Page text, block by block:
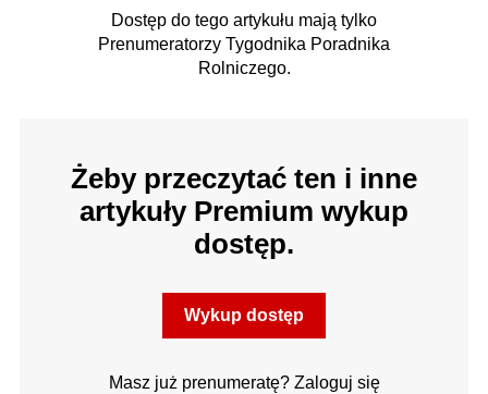
Dostęp do tego artykułu mają tylko
Prenumeratorzy Tygodnika Poradnika
Rolniczego.
Żeby przeczytać ten i inne
artykuły Premium wykup
dostęp.
Wykup dostęp
Masz już prenumeratę? Zaloguj się